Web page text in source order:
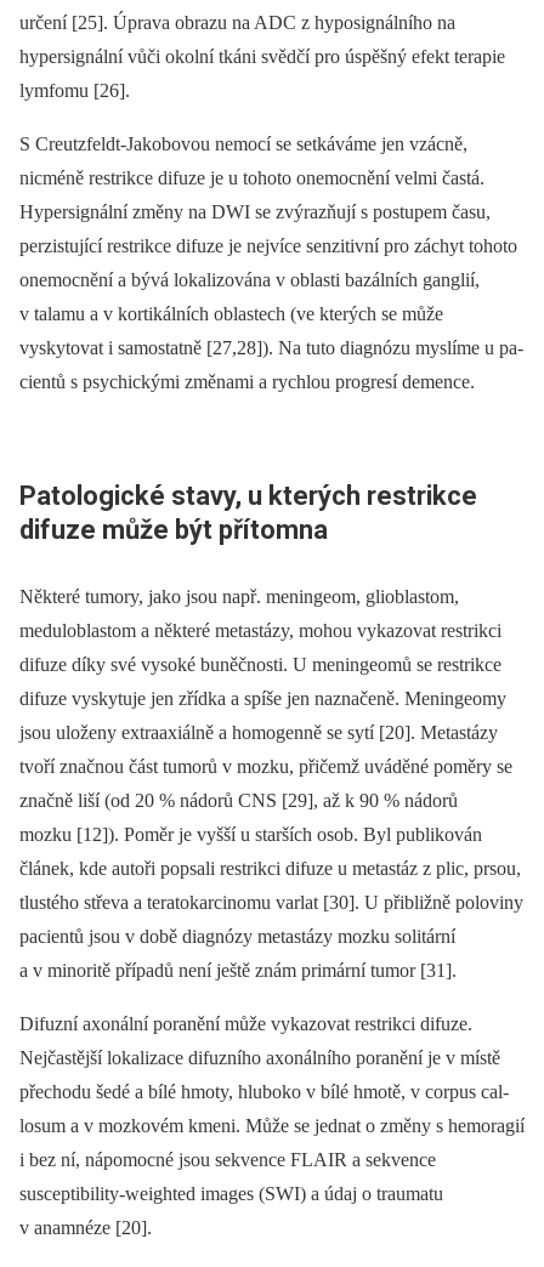
určení [25]. Úprava obrazu na ADC z hyposignálního na
hypersignální vůči okolní tkáni svědčí pro úspěšný efekt terapie
lymfomu [26].
S Creutzfeldt-Jakobovou nemocí se setkáváme jen vzácně,
nicméně restrikce difuze je u tohoto onemocnění velmi častá.
Hypersignální změny na DWI se zvýrazňují s postupem času,
perzistující restrikce difuze je nejvíce senzitivní pro záchyt tohoto
onemocnění a bývá lokalizována v oblasti bazálních ganglií,
v talamu a v kortikálních oblastech (ve kterých se může
vyskytovat i samostatně [27,28]). Na tuto dia­gnózu myslíme u pa­
cientů s psychickými změnami a rychlou progresí demence.
Patologické stavy, u kterých restrikce
difuze může být přítomna
Ně­kte­ré tumory, jako jsou např. meningeom, glioblastom,
meduloblastom a ně­kte­ré metastázy, mohou vykazovat restrikci
difuze díky své vysoké buněčnosti. U meningeomů se restrikce
difuze vyskytuje jen zřídka a spíše jen naznačeně. Meningeomy
jsou uloženy extraaxiálně a homogen­ně se sytí [20]. Metastázy
tvoří značnou část tumorů v mozku, přičemž uváděné poměry se
značně liší (od 20 % nádorů CNS [29], až k 90 % nádorů
mozku [12]). Poměr je vyšší u starších osob. Byl publikován
článek, kde autoři popsali restrikci difuze u metastáz z plic, prsou,
tlustého střeva a teratokarcinomu varlat [30]. U přibližně poloviny
pa­cientů jsou v době dia­gnózy metastázy mozku solitární
a v minoritě případů není ještě znám primární tumor [31].
Difuzní axonální poranění může vykazovat restrikci difuze.
Nejčastější lokalizace difuzního axonálního poranění je v místě
přechodu šedé a bílé hmoty, hluboko v bílé hmotě, v corpus cal­
losum a v mozkovém kmeni. Může se jednat o změny s hemoragií
i bez ní, nápomocné jsou sekvence FLAIR a sekvence
susceptibility-weighted images (SWI) a údaj o traumatu
v anamnéze [20].